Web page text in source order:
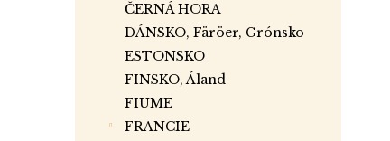
ČERNÁ HORA
DÁNSKO, Färöer, Grónsko
ESTONSKO
FINSKO, Áland
FIUME
FRANCIE